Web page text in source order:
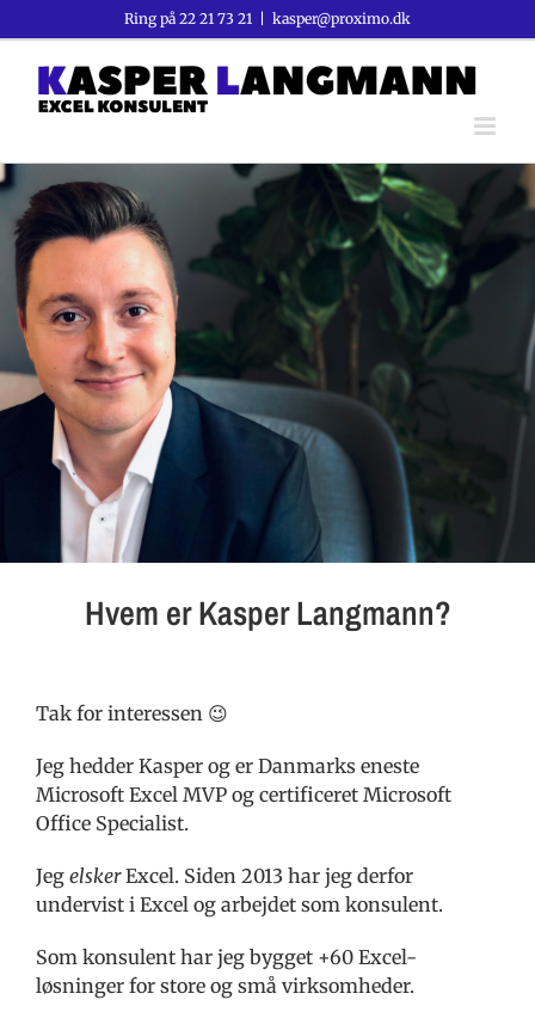
to
content
Ring på 22 21 73 21 kasper@proximo.dk
Hvem er Kasper Langmann?
Tak for interessen 😉
Jeg hedder Kasper og er Danmarks eneste
Microsoft Excel MVP og certificeret Microsoft
Office Specialist.
Jeg elskerExcel. Siden 2013 har jeg derfor
undervist i Excel og arbejdet som konsulent.
Som konsulent har jeg bygget +60 Excel-
løsninger for store og små virksomheder.